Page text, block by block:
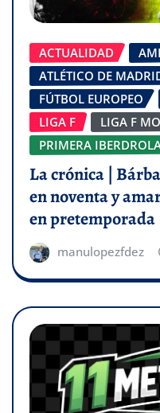
ACTUALIDAD
ATLÉTICO DE
FÚTBOL EUROPEO
LIGA F
LIGA F
PRIMERA
La crónica |
en noventa y
en pretemporada
manulopezfdez